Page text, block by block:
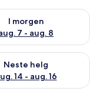
7
I morgen
7 - aug. 8
for i
7 - aug. 9
Neste helg
14 - aug. 16
for neste